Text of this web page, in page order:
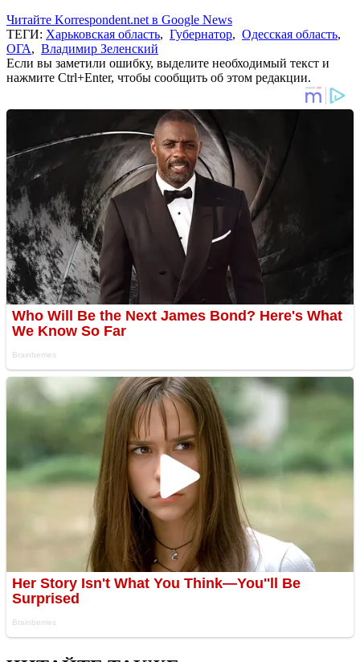
Читайте Korrespondent.net в Google News
ТЕГИ: Харьковская область, Губернатор, Одесская область,
ОГА, Владимир Зеленский
Если вы заметили ошибку, выделите необходимый текст и
нажмите Ctrl+Enter, чтобы сообщить об этом редакции.